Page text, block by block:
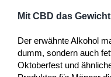
Mit CBD das
Der erwähnte Alkohol
dumm, sondern auch
Oktoberfest und